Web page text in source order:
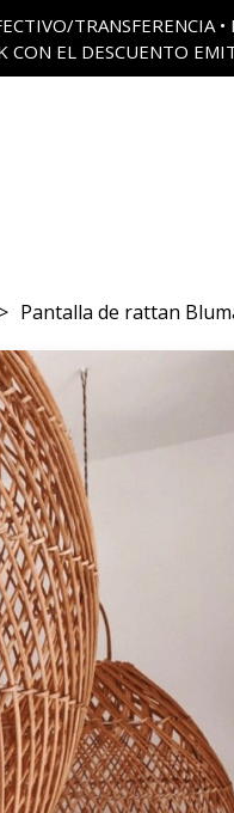
CON EL DESCUENTO
Pantalla de rattan